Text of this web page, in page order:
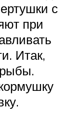
с
при
Итак,
рыбы.